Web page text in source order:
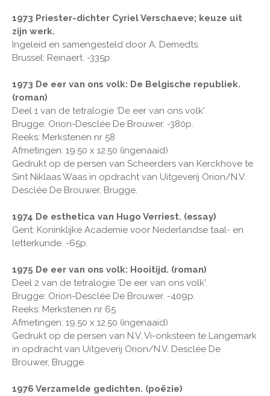
1973 Priester-dichter Cyriel Verschaeve; keuze uit
zijn werk.
Ingeleid en samengesteld door A. Demedts.
Brussel: Reinaert. -335p.
1973 De eer van ons volk: De Belgische republiek.
(roman)
Deel 1 van de tetralogie ‘De eer van ons volk'.
Brugge: Orion-Desclée De Brouwer. -380p.
Reeks: Merkstenen nr 58
Afmetingen: 19.50 x 12.50 (ingenaaid)
Gedrukt op de persen van Scheerders van Kerckhove te
Sint Niklaas Waas in opdracht van Uitgeverij Orion/N.V.
Desclée De Brouwer, Brugge.
1974 De esthetica van Hugo Verriest. (essay)
Gent: Koninklijke Academie voor Nederlandse taal- en
letterkunde. -65p.
1975 De eer van ons volk: Hooitijd. (roman)
Deel 2 van de tetralogie ‘De eer van ons volk'.
Brugge: Orion-Desclée De Brouwer. -409p.
Reeks: Merkstenen nr 65
Afmetingen: 19.50 x 12.50 (ingenaaid)
Gedrukt op de persen van N.V. Vi-onksteen te Langemark
in opdracht van Uitgeverij Orion/N.V. Desclée De
Brouwer, Brugge.
1976 Verzamelde gedichten. (poëzie)